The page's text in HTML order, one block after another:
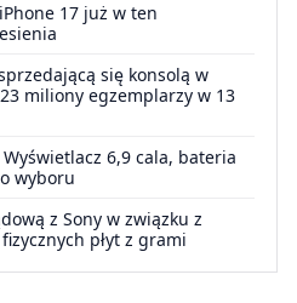
17 już w ten
się konsolą w
miliony egzemplarzy w 13
6,9 cala, bateria
wyboru
z Sony w związku z
płyt z grami